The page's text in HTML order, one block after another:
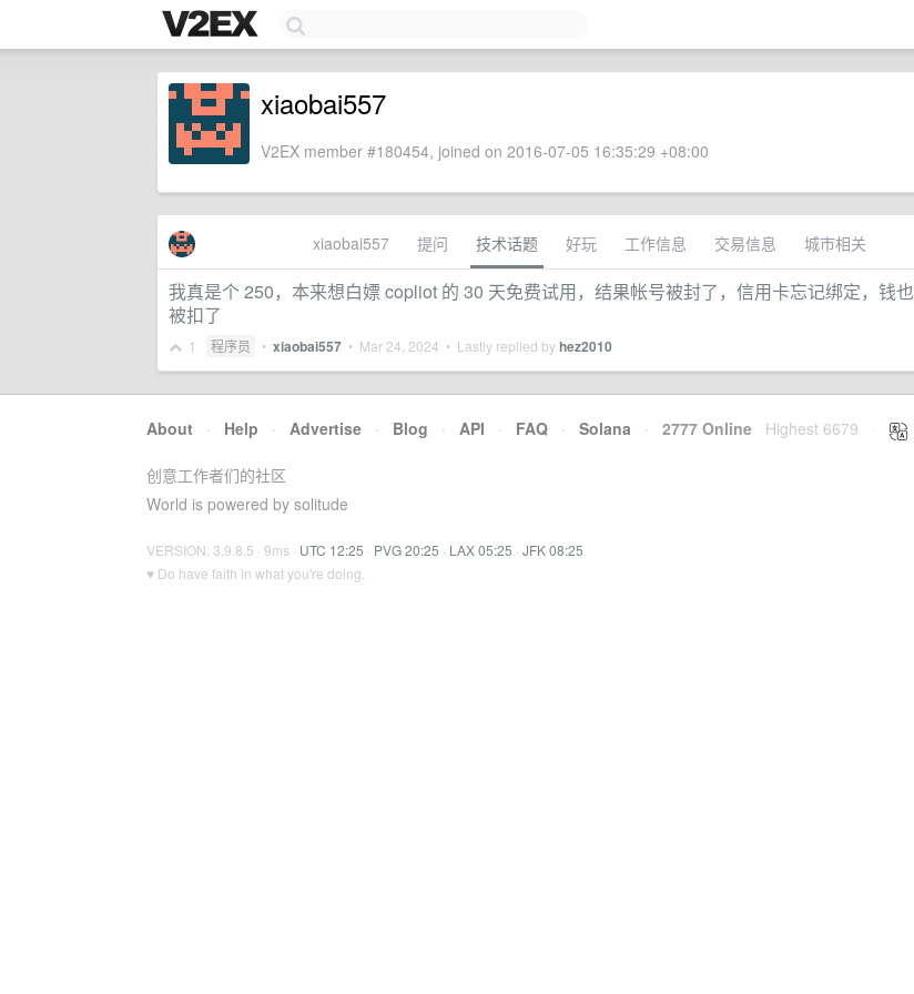
xiaobai557
V2EX member #180454, joined on 2016-07-05 16:35:29 +08:00
xiaobai557 提问 技术话题 好玩 工作信息 交易信息 城市相关
我真是个 250，本来想白嫖 copliot 的 30 天免费试用，结果帐号被封了，信用卡忘记绑定，钱也
被扣了
1 程序员 • xiaobai557 • Mar 24, 2024 • Lastly replied byhez2010
About · Help · Advertise · Blog · API · FAQ · Solana · 2777 Online Highest 6679
创意工作者们的社区
World is powered by solitude
VERSION: 3.9.8.5 · 9ms · UTC 12:25 · PVG 20:25 · LAX 05:25 · JFK 08:25
♥ Do have faith in what you're doing.